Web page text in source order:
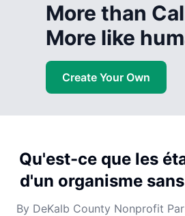
More than
More like
Create Your Own
Qu'est-ce que les
d'un organisme
By DeKalb County Nonprofit